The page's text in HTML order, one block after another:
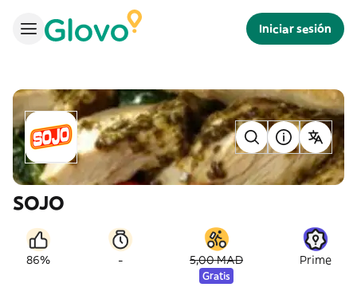
Iniciar sesión
SOJO
86% - 5,00 MAD
Gratis
Prime